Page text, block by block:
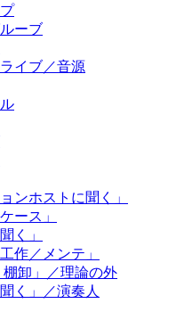
ーブ
イブ／音源
ンホストに聞く」
ース」
く」
作／メンテ」
卸」／理論の外
く」／演奏人